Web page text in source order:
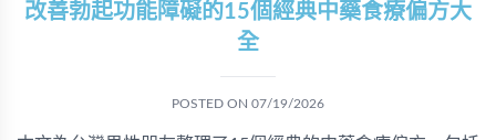
改善勃起功能障礙的15個經典中藥食療偏方大
全
POSTED ON 07/19/2026